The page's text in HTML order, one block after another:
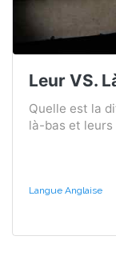
Leur VS.
Quelle est la
là-bas et
Langue Anglaise